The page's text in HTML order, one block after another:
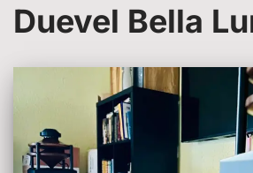
Duevel Bella